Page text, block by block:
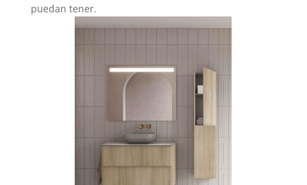
puedan tener.